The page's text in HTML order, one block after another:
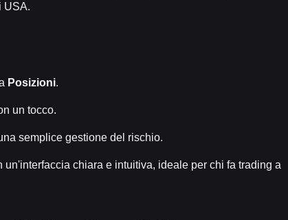
USA.
Posizioni.
un tocco.
semplice gestione del rischio.
un'interfaccia chiara e intuitiva, ideale per chi fa trading a